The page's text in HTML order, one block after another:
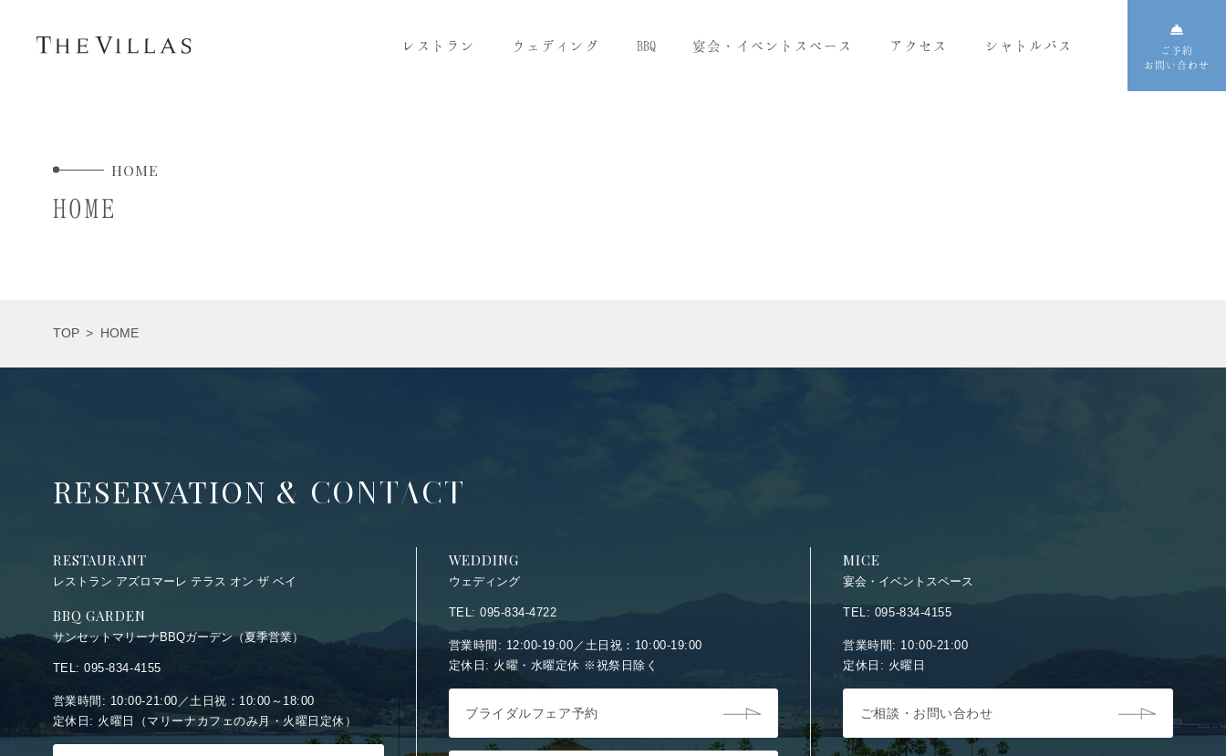
レストラン ウェディング BBQ 宴会・イベントスペース アクセス シャトルバス
ご予約
お問い合わせ
BBQ GARDEN
サンセットマリーナBBQガーデン（夏季営業）
ランです。
HOME
HOME
TOP > HOME
RESERVATION & CONTACT
RESTAURANT
レストラン アズロマーレ テラス オン ザ ベイ
BBQ GARDEN
サンセットマリーナBBQガーデン（夏季営業）
TEL: 095-834-4155
営業時間: 10:00-21:00／土日祝：10:00～18:00
定休日: 火曜日（マリーナカフェのみ月・火曜日定休）
WEDDING
ウェディング
TEL: 095-834-4722
営業時間: 12:00-19:00／土日祝：10:00-19:00
定休日: 火曜・水曜定休 ※祝祭日除く
ブライダルフェア予約
MICE
宴会・イベントスペース
TEL: 095-834-4155
営業時間: 10:00-21:00
定休日: 火曜日
ご相談・お問い合わせ